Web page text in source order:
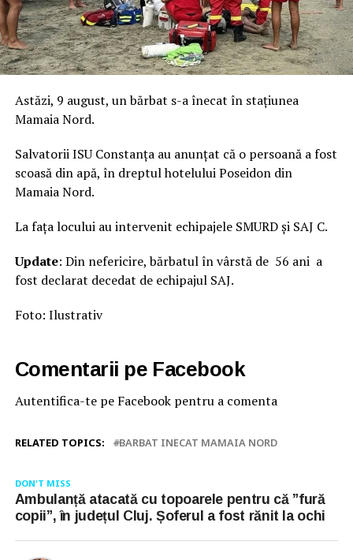
Astăzi, 9 august, un bărbat s-a înecat în stațiunea
Mamaia Nord.
Salvatorii ISU Constanța au anunțat că o persoană a fost
scoasă din apă, în dreptul hotelului Poseidon din
Mamaia Nord.
La fața locului au intervenit echipajele SMURD și SAJ C.
Update: Din nefericire, bărbatul în vârstă de 56 ani a
fost declarat decedat de echipajul SAJ.
Foto: Ilustrativ
Comentarii pe Facebook
Autentifica-te pe Facebook pentru a comenta
RELATED TOPICS: BARBAT INECAT MAMAIA NORD
DON'T MISS
Ambulanță atacată cu topoarele pentru că ”fură
copii”, în județul Cluj. Șoferul a fost rănit la ochi